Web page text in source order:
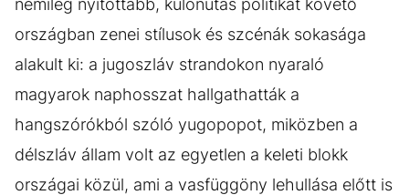
némileg nyitottabb, különutas politikát követő
országban zenei stílusok és szcénák sokasága
alakult ki: a jugoszláv strandokon nyaraló
magyarok naphosszat hallgathatták a
hangszórókból szóló yugopopot, miközben a
délszláv állam volt az egyetlen a keleti blokk
országai közül, ami a vasfüggöny lehullása előtt is